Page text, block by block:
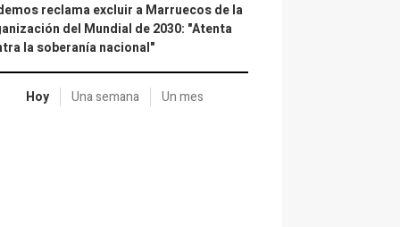
reclama excluir a Marruecos de la
del Mundial de 2030: "Atenta
la soberanía nacional"
Hoy Una semana Un mes